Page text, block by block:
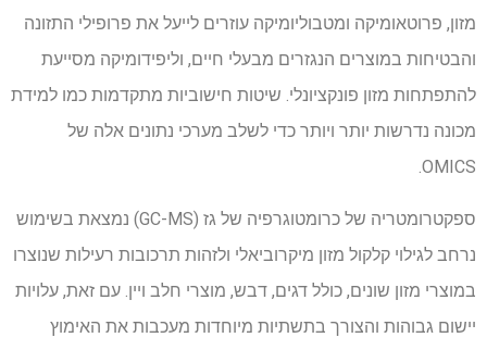
מזון, פרוטאומיקה ומטבוליומיקה עוזרים לייעל את פרופילי התזונה
והבטיחות במוצרים הנגזרים מבעלי חיים, וליפידומיקה מסייעת
להתפתחות מזון פונקציונלי. שיטות חישוביות מתקדמות כמו למידת
מכונה נדרשות יותר ויותר כדי לשלב מערכי נתונים אלה של
OMICS.
ספקטרומטריה של כרומטוגרפיה של גז (GC-MS) נמצאת בשימוש
נרחב לגילוי קלקול מזון מיקרוביאלי ולזהות תרכובות רעילות שנוצרו
במוצרי מזון שונים, כולל דגים, דבש, מוצרי חלב ויין. עם זאת, עלויות
יישום גבוהות והצורך בתשתיות מיוחדות מעכבות את האימוץ